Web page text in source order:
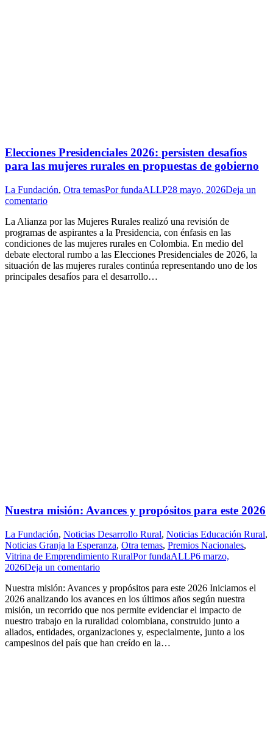
Elecciones Presidenciales 2026: persisten desafíos
para las mujeres rurales en propuestas de gobierno
La Fundación, Otra temasPorfundaALLP28 mayo, 2026Deja un
comentario
La Alianza por las Mujeres Rurales realizó una revisión de
programas de aspirantes a la Presidencia, con énfasis en las
condiciones de las mujeres rurales en Colombia. En medio del
debate electoral rumbo a las Elecciones Presidenciales de 2026, la
situación de las mujeres rurales continúa representando uno de los
principales desafíos para el desarrollo…
Nuestra misión: Avances y propósitos para este 2026
La Fundación, Noticias Desarrollo Rural, Noticias Educación Rural,
Noticias Granja la Esperanza, Otra temas, Premios Nacionales,
Vitrina de Emprendimiento RuralPorfundaALLP6 marzo,
2026Deja un comentario
Nuestra misión: Avances y propósitos para este 2026 Iniciamos el
2026 analizando los avances en los últimos años según nuestra
misión, un recorrido que nos permite evidenciar el impacto de
nuestro trabajo en la ruralidad colombiana, construido junto a
aliados, entidades, organizaciones y, especialmente, junto a los
campesinos del país que han creído en la…